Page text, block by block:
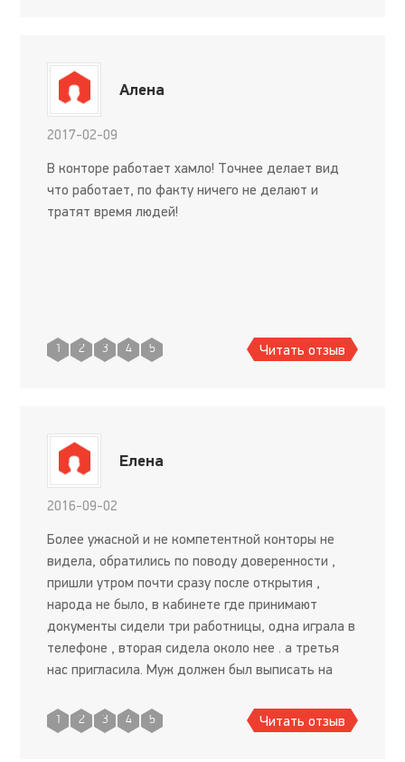
Алена
2017-02-09
В конторе работает хамло! Точнее делает вид
что работает, по факту ничего не делают и
тратят время людей!
1 2 3 4 5 Читать отзыв
Елена
2016-09-02
Более ужасной и не компетентной конторы не
видела, обратились по поводу доверенности ,
пришли утром почти сразу после открытия ,
народа не было, в кабинете где принимают
документы сидели три работницы, одна играла в
телефоне , вторая сидела около нее . а третья
нас пригласила. Муж должен был выписать на
другом городе получит
1 2 3 4 5 Читать отзыв